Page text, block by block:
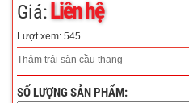
Giá:Liên hệ
Lượt xem: 545
Thảm trải sàn cầu thang
SỐ LƯỢNG SẢN PHẨM: